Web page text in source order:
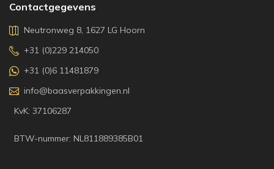
Contactgegevens
Neutronweg 8, 1627 LG Hoorn
+31 (0)229 214050
+31 (0)6 11481879
info@baasverpakkingen.nl
KvK: 37106287
BTW-nummer: NL811889385B01